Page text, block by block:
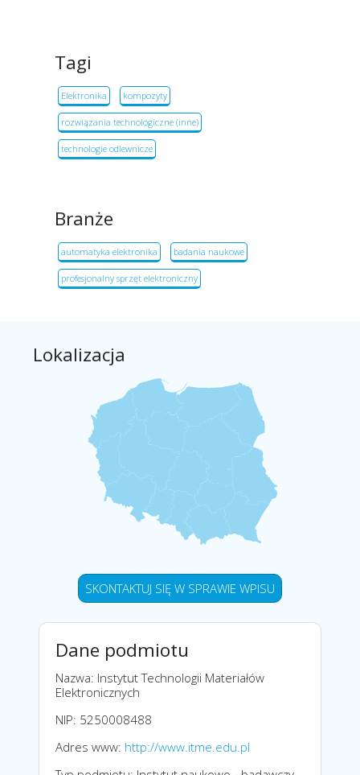
Tagi
Elektronika kompozyty
rozwiązania technologiczne (inne)
technologie odlewnicze
Branże
automatyka elektronika badania naukowe
profesjonalny sprzęt elektroniczny
Lokalizacja
SKONTAKTUJ SIĘ W SPRAWIE WPISU
Dane podmiotu
Nazwa: Instytut Technologii Materiałów
Elektronicznych
NIP: 5250008488
Adres www: http://www.itme.edu.pl